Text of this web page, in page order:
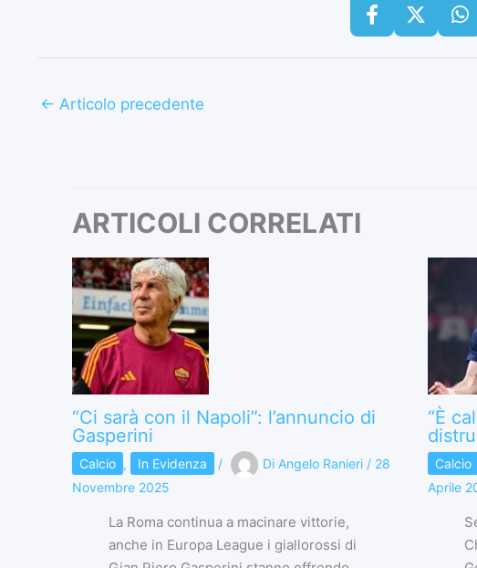
← Articolo precedente
ARTICOLI CORRELATI
“Ci sarà con il Napoli”: l’annuncio di
Gasperini
Calcio , In Evidenza / Di Angelo Ranieri / 28
Novembre 2025
La Roma continua a macinare vittorie,
anche in Europa League i giallorossi di
“È
Calcio
Aprile